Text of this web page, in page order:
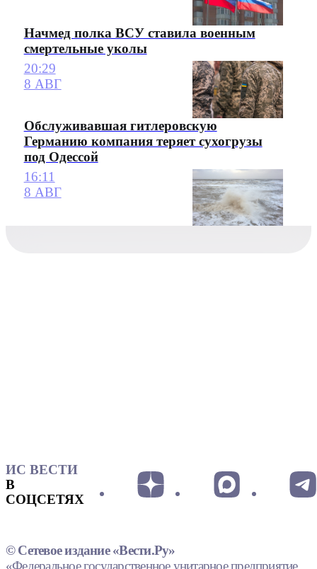
Начмед полка ВСУ ставила военным
смертельные уколы
20:29
8 АВГ
Обслуживавшая гитлеровскую
Германию компания теряет сухогрузы
под Одессой
16:11
8 АВГ
ИС ВЕСТИ
В
СОЦСЕТЯХ
© Сетевое издание «Вести.Ру»
«Федеральное государственное унитарное предприятие